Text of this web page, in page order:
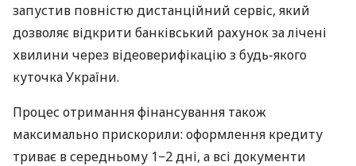
запустив повністю дистанційний сервіс, який
дозволяє відкрити банківський рахунок за лічені
хвилини через відеоверифікацію з будь-якого
куточка України.
Процес отримання фінансування також
максимально прискорили: оформлення кредиту
триває в середньому 1−2 дні, а всі документи